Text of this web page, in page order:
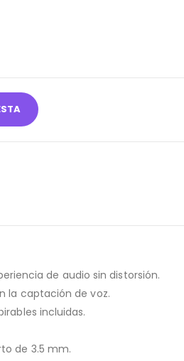
de audio sin distorsión.
la captación de voz.
incluidas.
de 3.5 mm.